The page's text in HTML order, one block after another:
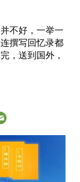
不好，一举一
撰写回忆录都
，送到国外，